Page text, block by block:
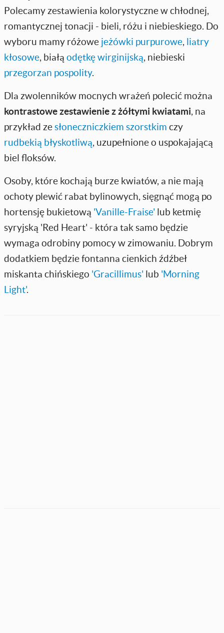
Polecamy zestawienia kolorystyczne w chłodnej,
romantycznej tonacji - bieli, różu i niebieskiego. Do
wyboru mamy różowe jeżówki purpurowe, liatry
kłosowe, białą odętkę wirginijską, niebieski
przegorzan pospolity.
Dla zwolenników mocnych wrażeń polecić można
kontrastowe zestawienie z żółtymi kwiatami, na
przykład zesłoneczniczkiem szorstkim czy
rudbekią błyskotliwą, uzupełnione o uspokajającą
biel floksów.
Osoby, które kochają burze kwiatów, a nie mają
ochoty plewić rabat bylinowych, sięgnąć mogą po
hortensję bukietową 'Vanille-Fraise' lub ketmię
syryjską 'Red Heart' - która tak samo będzie
wymaga odrobiny pomocy w zimowaniu. Dobrym
dodatkiem będzie fontanna cienkich źdźbeł
miskanta chińskiego 'Gracillimus' lub 'Morning
Light'.